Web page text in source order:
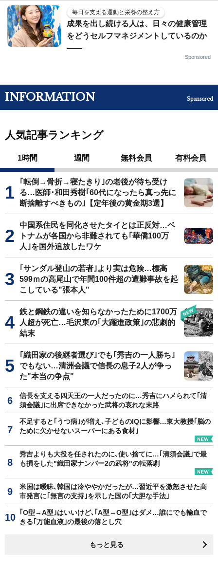
毎日を支える運動と栄養の整え方
成果を出し続ける人は、日々の健康管理
をどうセルフマネジメントしているのか
——
Sponsored
INFORMATION Sponsored
人気記事ランキング
1時間 週間 無料会員 有料会員
｢転倒→骨折→寝たきり｣の老後が待ち受け
る…医師･和田秀樹｢60代になったら真っ先に
断捨離すべきもの｣【定年後の黄金期3選】
中国系住民を同化させたタイとは正反対…ベ
トナムが各国から非難されても｢華僑100万
人｣を国外追放したワケ
｢サンダル登山の若者｣より実は危険…標高
599ｍの高尾山で年間100件超の遭難事故を起
こしている"張本人"
鉄と鋼鉄の違いを知らなかったために1700万
人超が死亡…毛沢東の｢大躍進政策｣の悲劇的
結末
｢織田家の後継者選び｣でも｢秀吉の一人勝ち｣
でもない…清洲会議で信長の息子2人が争っ
た"本当の争点"
信長を支える四天王の一人だったのに…秀吉にハメられて｢清
須会議｣に出席できなかった武将の哀れな末路
不足すると｢うつ病｣が増え､子どものIQに影響…東大教授｢脳の
ために欠かせないスーパーにある食材｣
秀吉よりも大役を任されたのに､使い捨てに…｢清須会議｣で最
も損をした"織田家ナンバー2の武将"の転落劇
米国は曖昧､韓国は冷ややかだったが…習近平を激怒させた高
市発言に｢無言の支持｣を示した国の｢大胆な手法｣
｢O型→A型｣はいいけど､｢A型→O型｣はダメ…誰にでも輸血で
きる｢万能血液｣の最後の落とし穴
もっと見る